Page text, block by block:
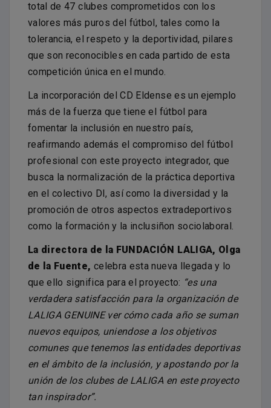
total de 47 clubes comprometidos con los
valores más puros del fútbol, tales como la
tolerancia, el respeto y la deportividad, pilares
que son reconocibles en cada partido de esta
competición única en el mundo.
La incorporación del CD Eldense es un ejemplo
más de la fuerza que tiene el fútbol para
fomentar la inclusión en nuestro país,
reafirmando además el compromiso del fútbol
profesional con este proyecto integrador, que
busca la normalización de la práctica deportiva
en el colectivo DI, así como la diversidad y la
promoción de otros aspectos extradeportivos
como la formación y la inclusiñon sociolaboral.
La directora de la FUNDACIÓN LALIGA, Olga
de la Fuente, celebra esta nueva llegada y lo
que ello significa para el proyecto: “es una
verdadera satisfacción para la organización de
LALIGA GENUINE ver cómo cada año se suman
nuevos equipos, uniendose a los objetivos
comunes que tenemos las entidades deportivas
en el ámbito de la inclusión, y apostando por la
unión de los clubes de LALIGA en este proyecto
tan inspirador”.